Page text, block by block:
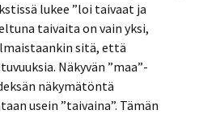
lukee ”loi taivaat ja
taivaita on vain yksi,
sitä, että
Näkyvän ”maa”-
näkymätöntä
usein ”taivaina”. Tämän